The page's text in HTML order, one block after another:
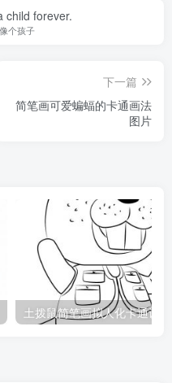
child forever.
个孩子
下一篇
简笔画可爱蝙蝠的卡通画法
图片